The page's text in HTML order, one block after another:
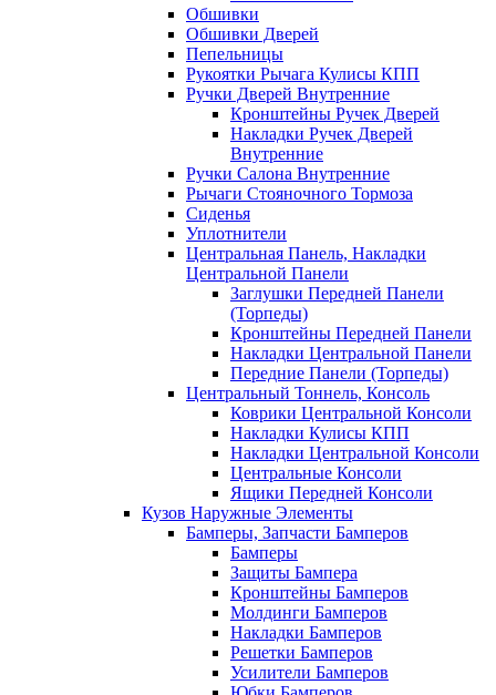
Обшивки
Обшивки Дверей
Пепельницы
Рукоятки Рычага Кулисы КПП
Ручки Дверей Внутренние
Кронштейны Ручек Дверей
Накладки Ручек Дверей
Внутренние
Ручки Салона Внутренние
Рычаги Стояночного Тормоза
Сиденья
Уплотнители
Центральная Панель, Накладки
Центральной Панели
Заглушки Передней Панели
(Торпеды)
Кронштейны Передней Панели
Накладки Центральной Панели
Передние Панели (Торпеды)
Центральный Тоннель, Консоль
Коврики Центральной Консоли
Накладки Кулисы КПП
Накладки Центральной Консоли
Центральные Консоли
Ящики Передней Консоли
Кузов Наружные Элементы
Бамперы, Запчасти Бамперов
Бамперы
Защиты Бампера
Кронштейны Бамперов
Молдинги Бамперов
Накладки Бамперов
Решетки Бамперов
Усилители Бамперов